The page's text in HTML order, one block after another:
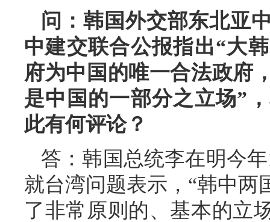
问：韩国外交部东北亚
中建交联合公报指出“大
府为中国的唯一合法政府
是中国的一部分之立场”
此有何评论？
答：韩国总统李在明今
就台湾问题表示，“韩中
了非常原则的、基本的立